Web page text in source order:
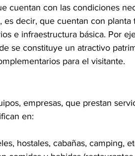
cuentan con las condiciones
es decir, que cuentan con planta
e infraestructura básica. Por
se constituye un atractivo
para el visitante.
empresas, que prestan
en:
hostales, cabañas, camping,